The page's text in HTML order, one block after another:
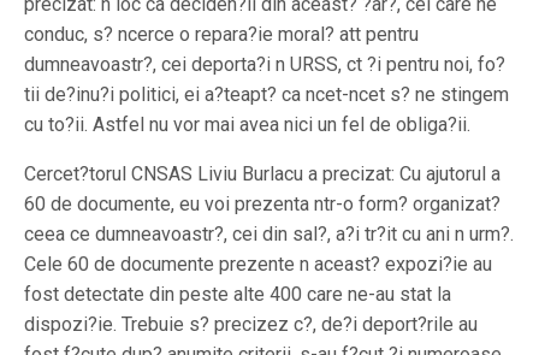
conduc, s? ncerce o repara?ie moral? att pentru
dumneavoastr?, cei deporta?i n URSS, ct ?i pentru noi, fo?
tii de?inu?i politici, ei a?teapt? ca ncet-ncet s? ne stingem
cu to?ii. Astfel nu vor mai avea nici un fel de obliga?ii.
Cercet?torul CNSAS Liviu Burlacu a precizat: Cu ajutorul a
60 de documente, eu voi prezenta ntr-o form? organizat?
ceea ce dumneavoastr?, cei din sal?, a?i tr?it cu ani n urm?.
Cele 60 de documente prezente n aceast? expozi?ie au
fost detectate din peste alte 400 care ne-au stat la
dispozi?ie. Trebuie s? precizez c?, de?i deport?rile au